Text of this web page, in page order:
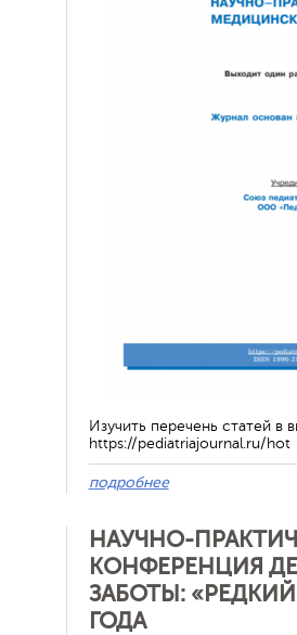
Изучить перечень статей
https://pediatriajournal.ru/hot
подробнее
НАУЧНО-
КОНФЕРЕНЦИЯ
ЗАБОТЫ:
ГОДА